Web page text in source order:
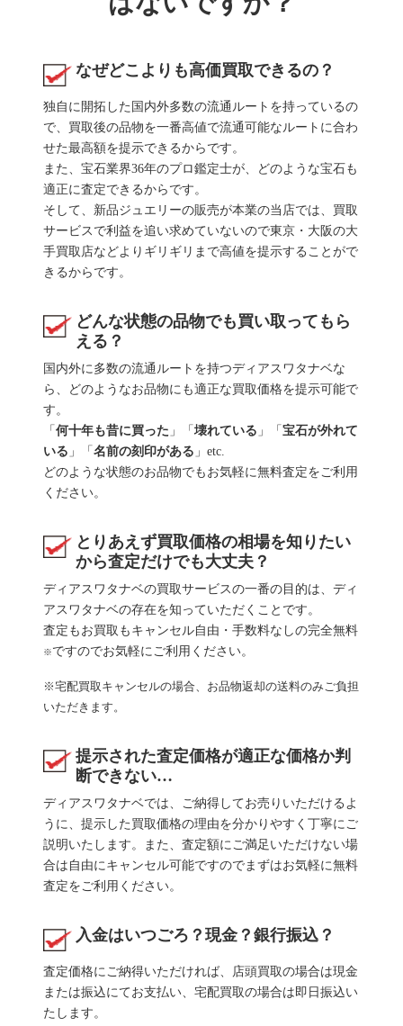
なぜどこよりも高価買取できるの？
独自に開拓した国内外多数の流通ルートを持っているの
で、買取後の品物を一番高値で流通可能なルートに合わ
せた最高額を提示できるからです。
また、宝石業界36年のプロ鑑定士が、どのような宝石も
適正に査定できるからです。
そして、新品ジュエリーの販売が本業の当店では、買取
サービスで利益を追い求めていないので東京・大阪の大
手買取店などよりギリギリまで高値を提示することがで
きるからです。
どんな状態の品物でも買い取ってもら
える？
国内外に多数の流通ルートを持つディアスワタナベな
ら、どのようなお品物にも適正な買取価格を提示可能で
す。
「 何十年も昔に買った 」「 壊れている 」「 宝石が外れて
いる 」「 名前の刻印がある 」etc.
どのような状態のお品物でもお気軽に無料査定をご利用
ください。
とりあえず買取価格の相場を知りたい
から査定だけでも大丈夫？
ディアスワタナベの買取サービスの一番の目的は、ディ
アスワタナベの存在を知っていただくことです。
査定もお買取もキャンセル自由・手数料なしの完全無料
※ですのでお気軽にご利用ください。
※宅配買取キャンセルの場合、お品物返却の送料のみご負担
いただきます。
提示された査定価格が適正な価格か判
断できない…
ディアスワタナベでは、ご納得してお売りいただけるよ
うに、提示した買取価格の理由を分かりやすく丁寧にご
説明いたします。また、査定額にご満足いただけない場
合は自由にキャンセル可能ですのでまずはお気軽に無料
査定をご利用ください。
入金はいつごろ？現金？銀行振込？
査定価格にご納得いただければ、店頭買取の場合は現金
または振込にてお支払い、宅配買取の場合は即日振込い
たします。